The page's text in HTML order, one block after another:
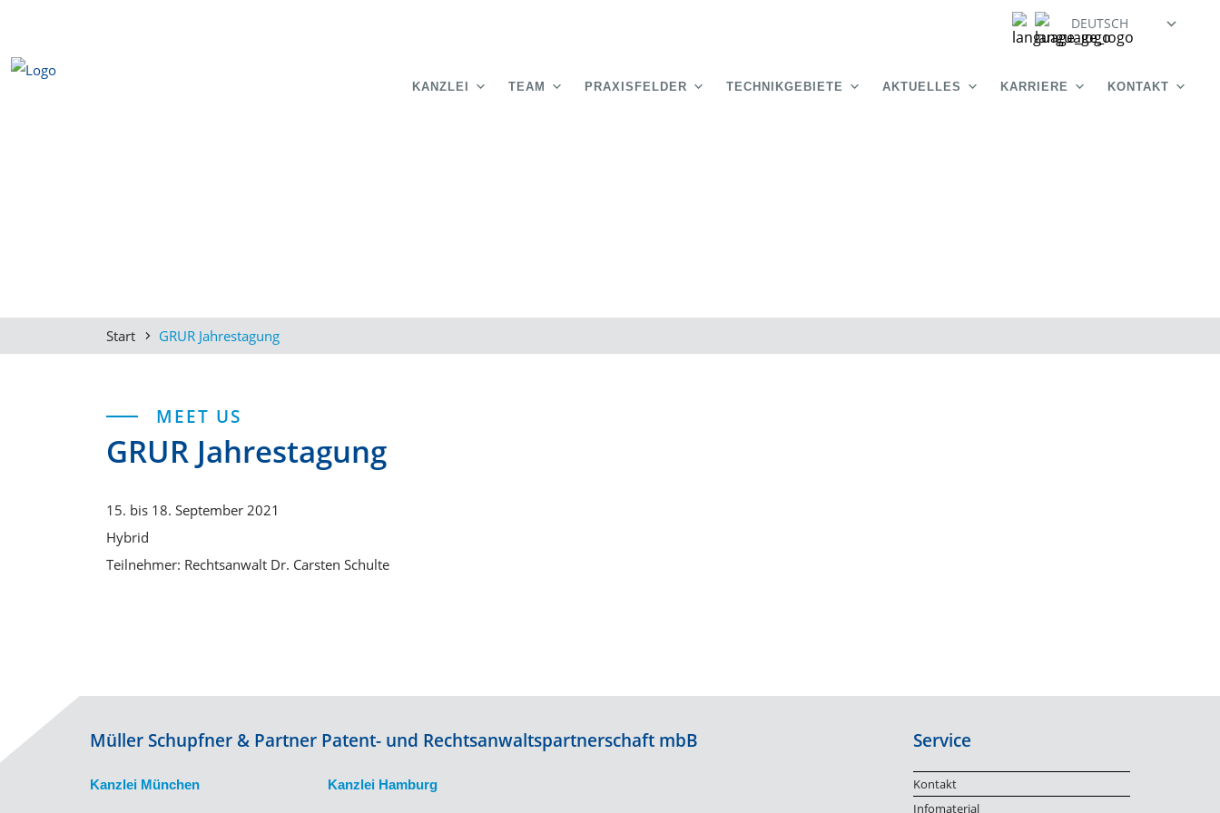
DEUTSCH
KANZLEI TEAM PRAXISFELDER TECHNIKGEBIETE AKTUELLES KARRIERE KONTAKT
Start GRUR Jahrestagung
MEET US
GRUR Jahrestagung
15. bis 18. September 2021
Hybrid
Teilnehmer: Rechtsanwalt Dr. Carsten Schulte
Müller Schupfner & Partner Patent- und Rechtsanwaltspartnerschaft mbB
Kanzlei München Kanzlei Hamburg
Service
Kontakt
Infomaterial